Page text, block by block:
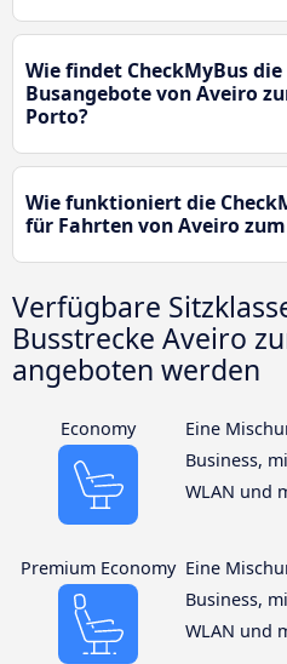
Wie findet CheckMyBus
Busangebote von Aveiro
Porto?
Wie funktioniert die
für Fahrten von Aveiro
Verfügbare
Busstrecke Aveiro
angeboten werden
Economy
Eine
Business,
WLAN und
Premium Economy Eine
Business,
WLAN und